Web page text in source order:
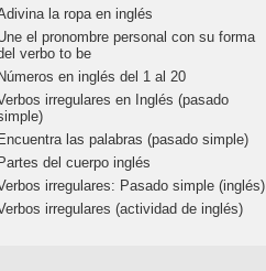
la ropa en inglés
el pronombre personal con su forma
verbo to be
en inglés del 1 al 20
irregulares en Inglés (pasado
las palabras (pasado simple)
del cuerpo inglés
irregulares: Pasado simple (inglés)
irregulares (actividad de inglés)